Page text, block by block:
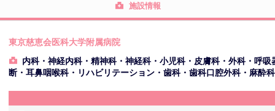
施設情報
東京慈恵会医科大学附属病院
内科・神経内科・精神科・神経科・小児科・皮膚科・外科・呼
断・耳鼻咽喉科・リハビリテーション・歯科・歯科口腔外科・麻酔